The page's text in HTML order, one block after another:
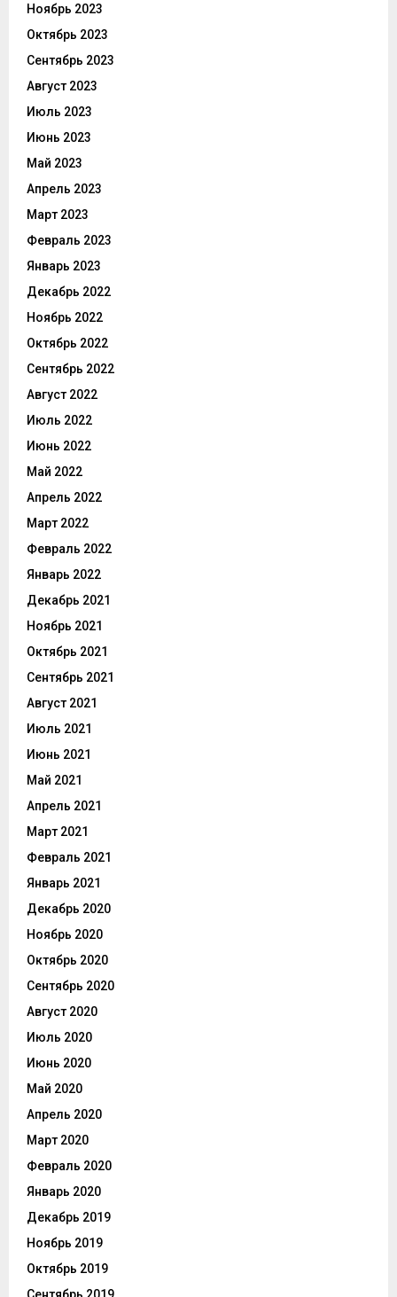
Ноябрь 2023
Октябрь 2023
Сентябрь 2023
Август 2023
Июль 2023
Июнь 2023
Май 2023
Апрель 2023
Март 2023
Февраль 2023
Январь 2023
Декабрь 2022
Ноябрь 2022
Октябрь 2022
Сентябрь 2022
Август 2022
Июль 2022
Июнь 2022
Май 2022
Апрель 2022
Март 2022
Февраль 2022
Январь 2022
Декабрь 2021
Ноябрь 2021
Октябрь 2021
Сентябрь 2021
Август 2021
Июль 2021
Июнь 2021
Май 2021
Апрель 2021
Март 2021
Февраль 2021
Январь 2021
Декабрь 2020
Ноябрь 2020
Октябрь 2020
Сентябрь 2020
Август 2020
Июль 2020
Июнь 2020
Май 2020
Апрель 2020
Март 2020
Февраль 2020
Январь 2020
Декабрь 2019
Ноябрь 2019
Октябрь 2019
Сентябрь 2019